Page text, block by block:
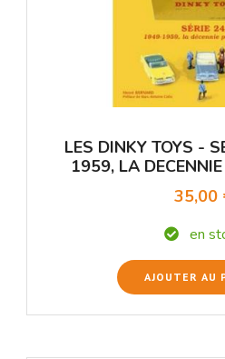
LES DINKY TOYS -
1959, LA
35,00
en
AJOUTER AU